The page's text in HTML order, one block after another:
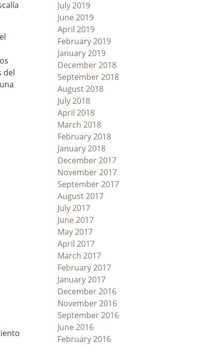
del
July 2019
June 2019
April 2019
February 2019
January 2019
December 2018
September 2018
August 2018
July 2018
April 2018
March 2018
February 2018
January 2018
December 2017
November 2017
September 2017
August 2017
July 2017
June 2017
May 2017
April 2017
March 2017
February 2017
January 2017
December 2016
November 2016
September 2016
June 2016
February 2016